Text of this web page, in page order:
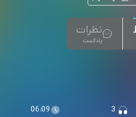
نظرات
پادکست
06:09